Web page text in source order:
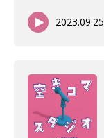
2023.09.25